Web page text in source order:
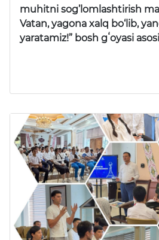
muhitni sog’lomlashtirish
Vatan, yagona xalq bo‘lib,
yaratamiz!” bosh gʻoyasi